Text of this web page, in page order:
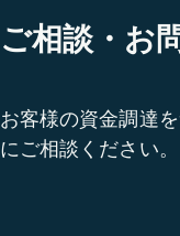
ご相談・お
お客様の資金調達
にご相談ください。